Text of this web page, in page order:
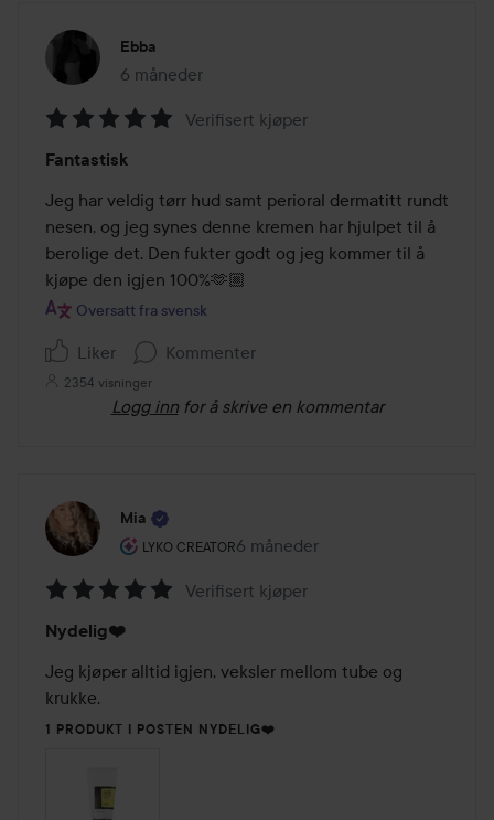
Ebba
6 måneder
Innlegget ble opprettet 6 måneder
5
av
5
Verifisert kjøper
Fantastisk
Jeg har veldig tørr hud samt perioral dermatitt rundt
nesen, og jeg synes denne kremen har hjulpet til å
berolige det. Den fukter godt og jeg kommer til å
kjøpe den igjen 100%🫶🏼
Oversatt fra svensk
Liker Kommenter
2354 visninger
Logg inn for å skrive en kommentar
Mia
LYKO CREATOR
Brukerens rolle: Lyko Creator.
6 måneder
Innlegget ble opprettet 6
5
av
5
Verifisert kjøper
Nydelig❤️
Jeg kjøper alltid igjen, veksler mellom tube og
krukke.
1 PRODUKT I POSTEN NYDELIG❤️